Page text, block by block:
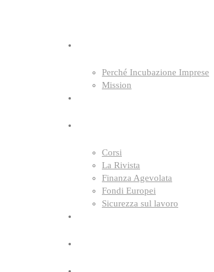
Perché Incubazione Imprese
Mission
Corsi
La Rivista
Finanza Agevolata
Fondi Europei
Sicurezza sul lavoro